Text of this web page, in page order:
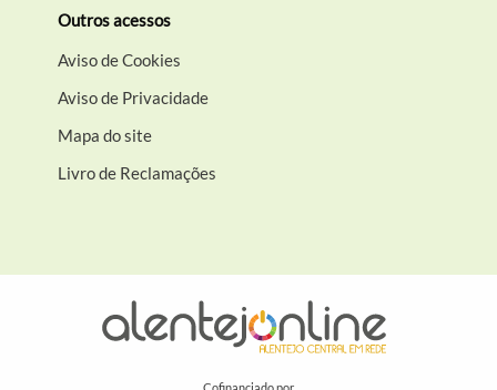
Outros acessos
Aviso de Cookies
Aviso de Privacidade
Mapa do site
Livro de Reclamações
Cofinanciado por